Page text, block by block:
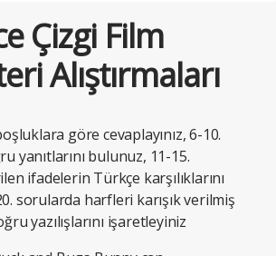
Çizgi Film
Alıştırmaları
göre cevaplayınız, 6-10.
yanıtlarını bulunuz, 11-15.
ifadelerin Türkçe karşılıklarını
sorularda harfleri karışık verilmiş
yazılışlarını işaretleyiniz